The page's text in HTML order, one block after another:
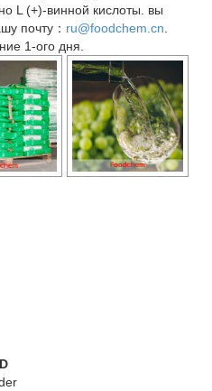
L (+)-винной кислоты. вы
почту： ru@foodchem.cn
1-ого дня.